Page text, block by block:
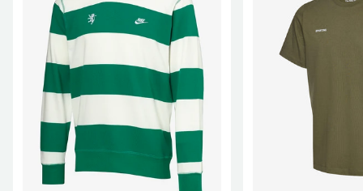
S XL 2XL